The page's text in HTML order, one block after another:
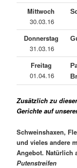
Mittwoch
30.03.16
Donnerstag
31.03.16
Freitag
01.04.16
Zusätzlich zu
Gerichte auf
Schweinshaxen,
und vielesandere
Angebot. Natürlich
Putenstreifen